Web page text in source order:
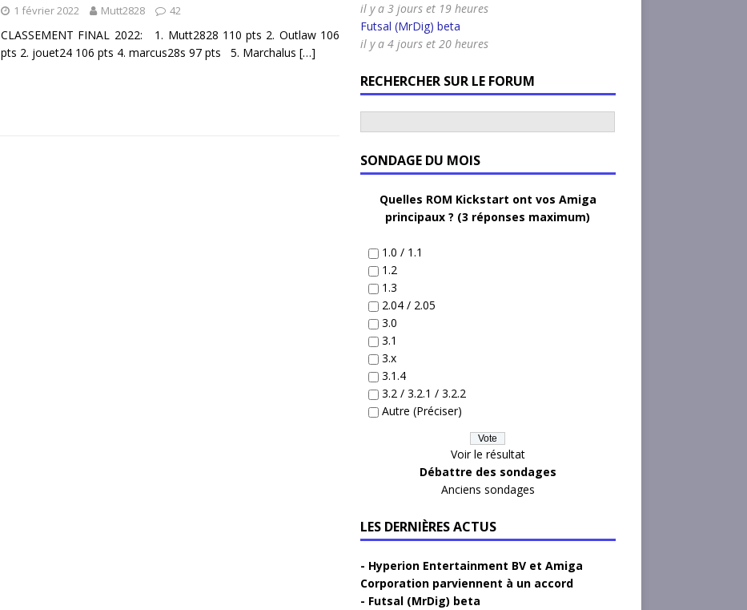
1 février 2022 Mutt2828 42
CLASSEMENT FINAL 2022: 1. Mutt2828 110 pts 2. Outlaw 106
pts 2. jouet24 106 pts 4. marcus28s 97 pts 5. Marchalus […]
il y a 3 jours et 19 heures
Futsal (MrDig) beta
il y a 4 jours et 20 heures
RECHERCHER SUR LE FORUM
SONDAGE DU MOIS
Quelles ROM Kickstart ont vos Amiga
principaux ? (3 réponses maximum)
1.0 / 1.1
1.2
1.3
2.04 / 2.05
3.0
3.1
3.x
3.1.4
3.2 / 3.2.1 / 3.2.2
Autre (Préciser)
Voir le résultat
Débattre des sondages
Anciens sondages
LES DERNIÈRES ACTUS
Hyperion Entertainment BV et Amiga
Corporation parviennent à un accord
Futsal (MrDig) beta